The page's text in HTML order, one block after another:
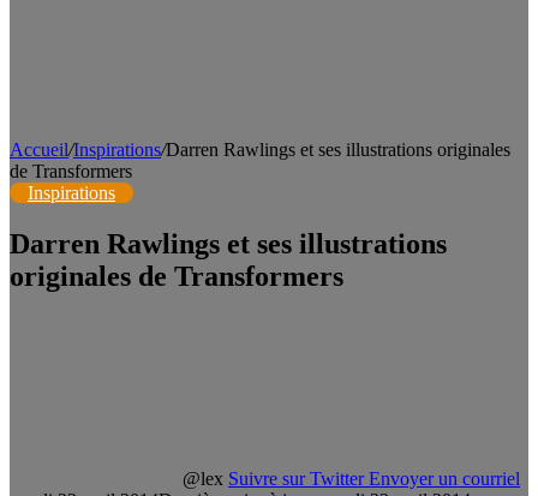
Accueil/Inspirations/Darren Rawlings et ses illustrations originales
de Transformers
Inspirations
Darren Rawlings et ses illustrations
originales de Transformers
@lex Suivre sur Twitter Envoyer un courriel